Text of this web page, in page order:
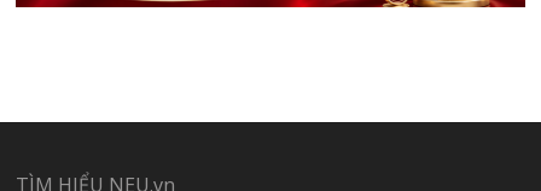
TÌM HIỂU NEU.vn